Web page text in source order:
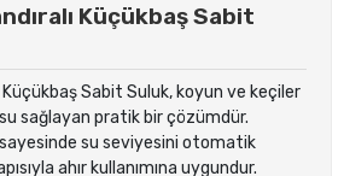
Küçükbaş Sabit
Küçükbaş Sabit Suluk, koyun ve keçiler
sağlayan pratik bir çözümdür.
su seviyesini otomatik
ahır kullanımına uygundur.